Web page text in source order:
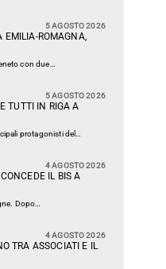
5 AGOSTO 2026
EMILIA-ROMAGNA,
con due…
5 AGOSTO 2026
TUTTI IN RIGA A
protagonisti del…
4 AGOSTO 2026
IL BIS A
Dopo…
4 AGOSTO 2026
TRA ASSOCIATI E IL